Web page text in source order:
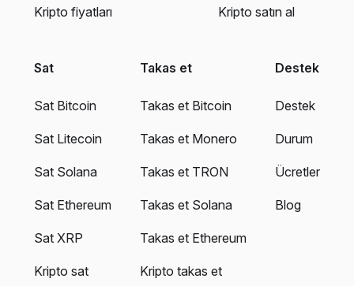
Kripto fiyatları Kripto satın al
Sat
Sat Bitcoin
Sat Litecoin
Sat Solana
Sat Ethereum
Sat XRP
Kripto sat
Takas et
Takas et Bitcoin
Takas et Monero
Takas et TRON
Takas et Solana
Takas et Ethereum
Kripto takas et
Destek
Destek
Durum
Ücretler
Blog